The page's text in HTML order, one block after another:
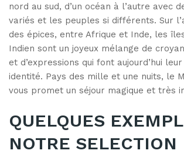
nord au sud, d’un océan à l’autre avec
variés et les peuples si différents. Sur
des épices, entre Afrique et Inde, les
Indien sont un joyeux mélange de
et d’expressions qui font aujourd’hui
identité. Pays des mille et une nuits, le
vous promet un séjour magique et très
QUELQUES
NOTRE SELECTION